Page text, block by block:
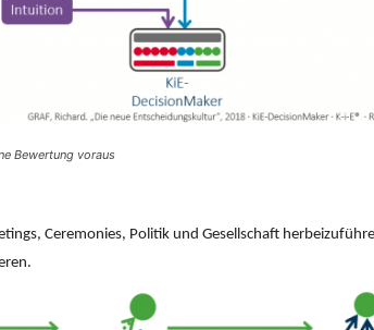
Bewertung voraus
Ceremonies, Politik und Gesellschaft